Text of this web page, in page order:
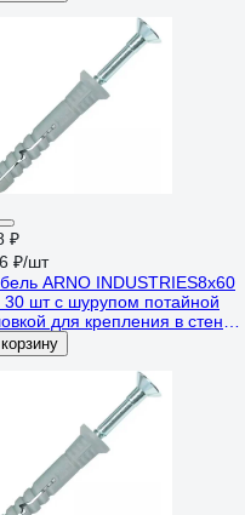
₽
₽/шт
ARNO INDUSTRIES8х60
шт с шурупом потайной
для крепления в стене